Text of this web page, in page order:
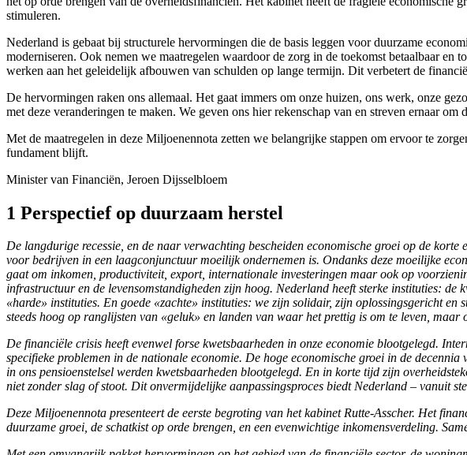
stimuleren.
Nederland is gebaat bij structurele hervormingen die de basis leggen voor duurzame
moderniseren. Ook nemen we maatregelen waardoor de zorg in de toekomst betaalbaar
werken aan het geleidelijk afbouwen van schulden op lange termijn. Dit verbetert de
De hervormingen raken ons allemaal. Het gaat immers om onze huizen, ons werk, onze
met deze veranderingen te maken. We geven ons hier rekenschap van en streven ernaar
Met de maatregelen in deze Miljoenennota zetten we belangrijke stappen om ervoor te
fundament blijft.
Minister van Financiën, Jeroen Dijsselbloem
1 Perspectief op duurzaam herstel
De langdurige recessie, en de naar verwachting bescheiden economische groei op de
voor bedrijven in een laagconjunctuur moeilijk ondernemen is. Ondanks deze moeilijke
gaat om inkomen, productiviteit, export, internationale investeringen maar ook op
infrastructuur en de levensomstandigheden zijn hoog. Nederland heeft sterke instituties:
«harde» instituties. En goede «zachte» instituties: we zijn solidair, zijn oplossingsgericht
steeds hoog op ranglijsten van «geluk» en landen van waar het prettig is om te leven,
De financiële crisis heeft evenwel forse kwetsbaarheden in onze economie blootgelegd.
specifieke problemen in de nationale economie. De hoge economische groei in de
in ons pensioenstelsel werden kwetsbaarheden blootgelegd. En in korte tijd zijn
niet zonder slag of stoot. Dit onvermijdelijke aanpassingsproces biedt Nederland – vanuit
Deze Miljoenennota presenteert de eerste begroting van het kabinet Rutte-Asscher. Het
duurzame groei, de schatkist op orde brengen, en een evenwichtige inkomensverdeling.